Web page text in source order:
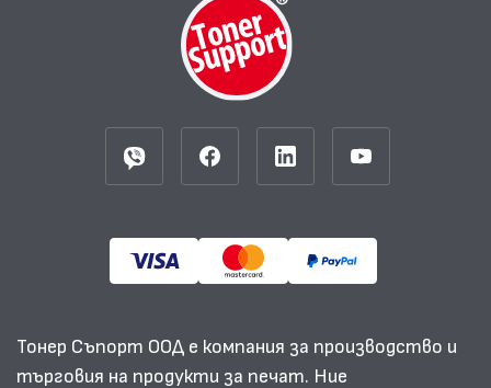
Тонер Съпорт ООД е компания за производство и
търговия на продукти за печат. Ние